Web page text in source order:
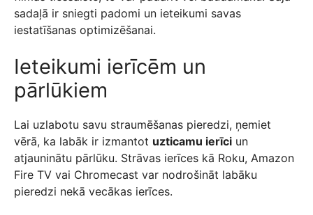
sadaļā ir sniegti padomi un ieteikumi savas
iestatīšanas optimizēšanai.
Ieteikumi ierīcēm un
pārlūkiem
Lai uzlabotu savu straumēšanas pieredzi, ņemiet
vērā, ka labāk ir izmantot uzticamu ierīci un
atjauninātu pārlūku. Strāvas ierīces kā Roku, Amazon
Fire TV vai Chromecast var nodrošināt labāku
pieredzi nekā vecākas ierīces.